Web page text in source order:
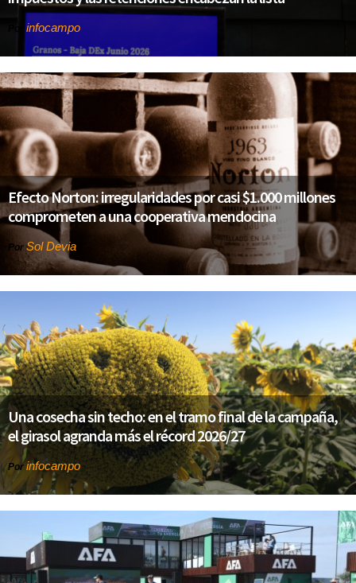
infocampo
Efecto Norton: irregularidades por casi $1.000 millones
comprometen a una cooperativa mendocina
Por Sol Devia
Una cosecha sin techo: en el tramo final de la campaña,
el girasol agranda más el récord 2026/27
Por infocampo